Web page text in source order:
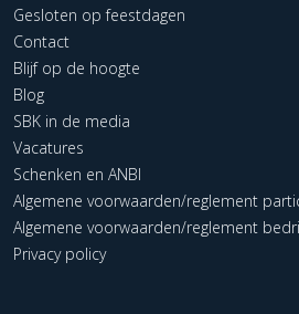
Gesloten op feestdagen
Contact
Blijf op de hoogte
Blog
SBK in de media
Vacatures
Schenken en ANBI
Algemene voorwaarden/reglement
Algemene voorwaarden/reglement
Privacy policy